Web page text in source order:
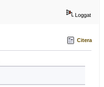
Loggat
Citera